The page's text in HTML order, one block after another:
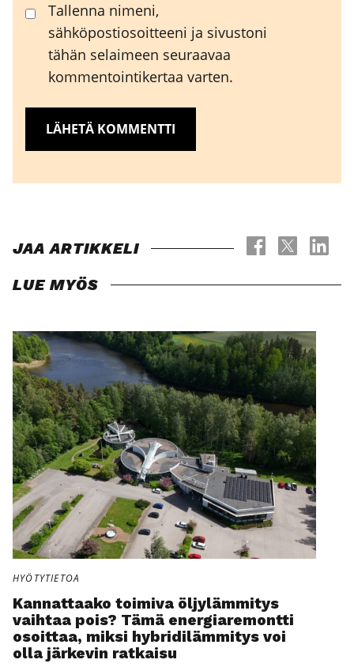
Tallenna nimeni,
sähköpostiosoitteeni ja sivustoni
tähän selaimeen seuraavaa
kommentointikertaa varten.
JAA ARTIKKELI
LUE MYÖS
HYÖTYTIETOA
Kan­nat­taa­ko toi­mi­va öljy­läm­mi­tys
vaih­taa pois? Tämä ener­gia­re­mont­ti
osoit­taa, mik­si hybri­di­läm­mi­tys voi
olla jär­ke­vin rat­kai­su